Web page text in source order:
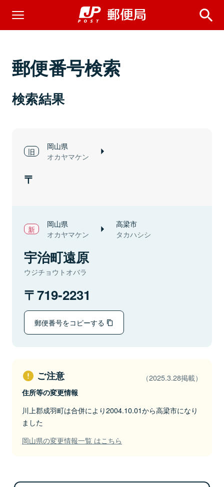
郵便番号検索
検索結果
岡山県
オカヤマケン
岡山県
オカヤマケン
高梁市
タカハシシ
宇治町遠原
ウジチョウトオバラ
719-2231
郵便番号をコピーする
ご注意 （2025.3.28掲載）
住所等の変更情報
川上郡成羽町は合併により2004.10.01から高梁市になり
ました
岡山県の変更情報一覧 はこちら